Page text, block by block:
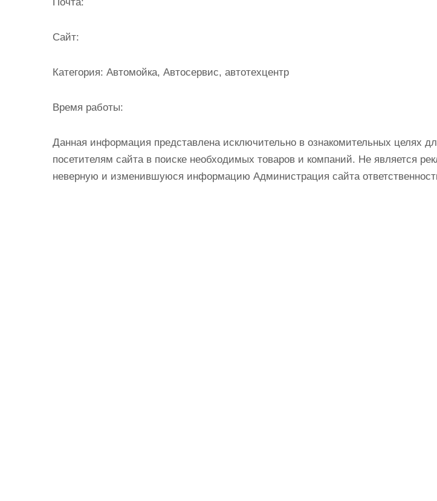
Cайт:
Категория: Автомойка, Автосервис, автотехцентр
Время работы:
Данная информация представлена исключительно в ознакомительных целях
посетителям сайта в поиске необходимых товаров и компаний. Не является
неверную и изменившуюся информацию Администрация сайта